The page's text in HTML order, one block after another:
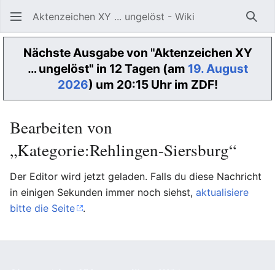
Aktenzeichen XY ... ungelöst - Wiki
Nächste Ausgabe von "Aktenzeichen XY
… ungelöst" in 12 Tagen (am 19. August
2026) um 20:15 Uhr im ZDF!
Bearbeiten von
„Kategorie:Rehlingen-Siersburg“
Der Editor wird jetzt geladen. Falls du diese Nachricht
in einigen Sekunden immer noch siehst, aktualisiere
bitte die Seite
.